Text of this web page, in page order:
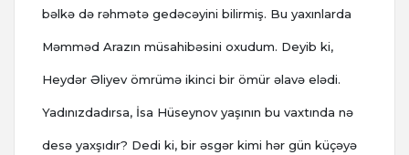
bəlkə də rəhmətə gedəcəyini bilirmiş. Bu yaxınlarda
Məmməd Arazın müsahibəsini oxudum. Deyib ki,
Heydər Əliyev ömrümə ikinci bir ömür əlavə elədi.
Yadınızdadırsa, İsa Hüseynov yaşının bu vaxtında nə
desə yaxşıdır? Dedi ki, bir əsgər kimi hər gün küçəyə